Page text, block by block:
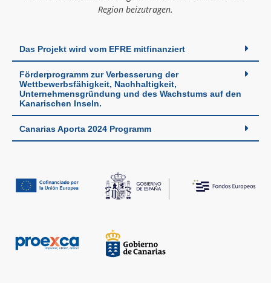
Region beizutragen.
Das Projekt wird vom EFRE mitfinanziert
Förderprogramm zur Verbesserung der
Wettbewerbsfähigkeit, Nachhaltigkeit,
Unternehmensgründung und des Wachstums auf den
Kanarischen Inseln.
Canarias Aporta 2024 Programm